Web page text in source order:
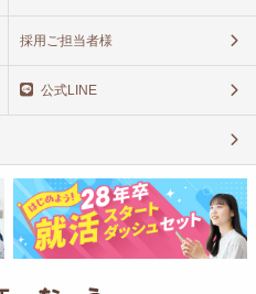
採用ご担当者様
公式LINE